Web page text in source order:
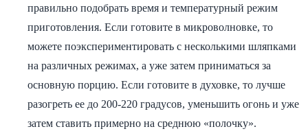
правильно подобрать время и температурный режим
приготовления. Если готовите в микроволновке, то
можете поэкспериментировать с несколькими шляпками
на различных режимах, а уже затем приниматься за
основную порцию. Если готовите в духовке, то лучше
разогреть ее до 200-220 градусов, уменьшить огонь и уже
затем ставить примерно на среднюю «полочку».